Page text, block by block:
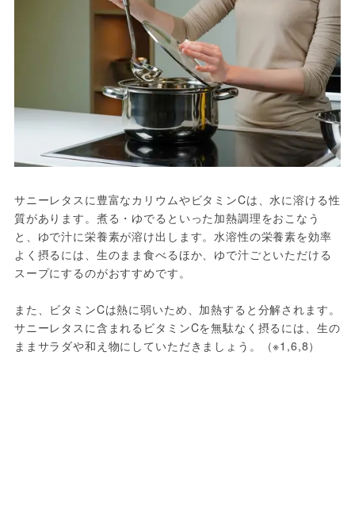
サニーレタスに豊富なカリウムやビタミンCは、水に溶ける性
質があります。煮る・ゆでるといった加熱調理をおこなう
と、ゆで汁に栄養素が溶け出します。水溶性の栄養素を効率
よく摂るには、生のまま食べるほか、ゆで汁ごといただける
スープにするのがおすすめです。
また、ビタミンCは熱に弱いため、加熱すると分解されます。
サニーレタスに含まれるビタミンCを無駄なく摂るには、生の
ままサラダや和え物にしていただきましょう。（※1,6,8）